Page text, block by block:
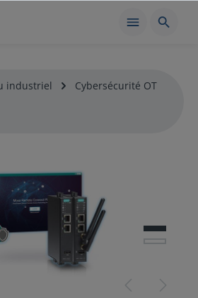
industriel Cybersécurité OT